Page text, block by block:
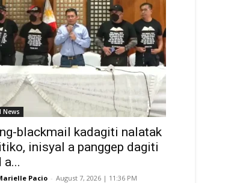
News
blackmail kadagiti nalatak
inisyal a panggep dagiti
a...
Pacio - August 7, 2026 | 11:36 PM